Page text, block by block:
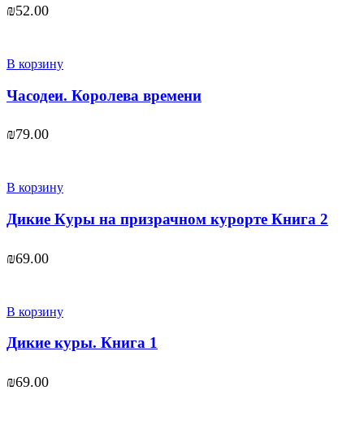
₪52.00
В корзину
Часодеи. Королева времени
₪79.00
В корзину
Дикие Куры на призрачном курорте Книга 2
₪69.00
В корзину
Дикие куры. Книга 1
₪69.00